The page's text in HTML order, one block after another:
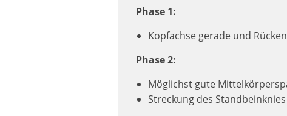
Phase 1:
Kopfachse gerade und
Phase 2:
Möglichst gute
Streckung des